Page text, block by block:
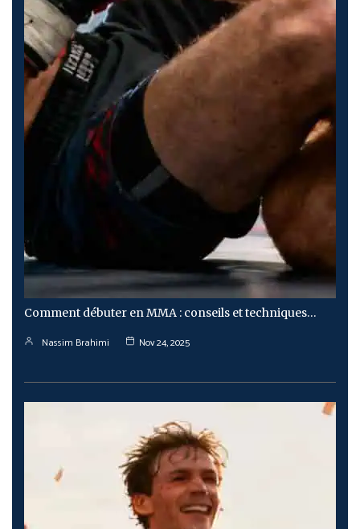
Comment débuter en MMA : conseils et techniques…
Nassim Brahimi Nov 24, 2025